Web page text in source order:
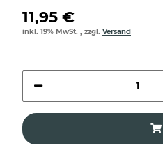
11,95 €
inkl. 19% MwSt. , zzgl. Versand